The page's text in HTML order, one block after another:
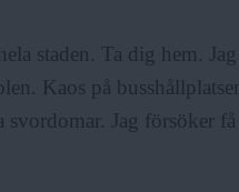
staden. Ta dig hem.
Kaos på
Jag försöker